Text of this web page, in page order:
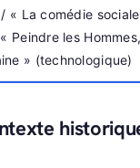
« La comédie
Peindre les
» (technologique)